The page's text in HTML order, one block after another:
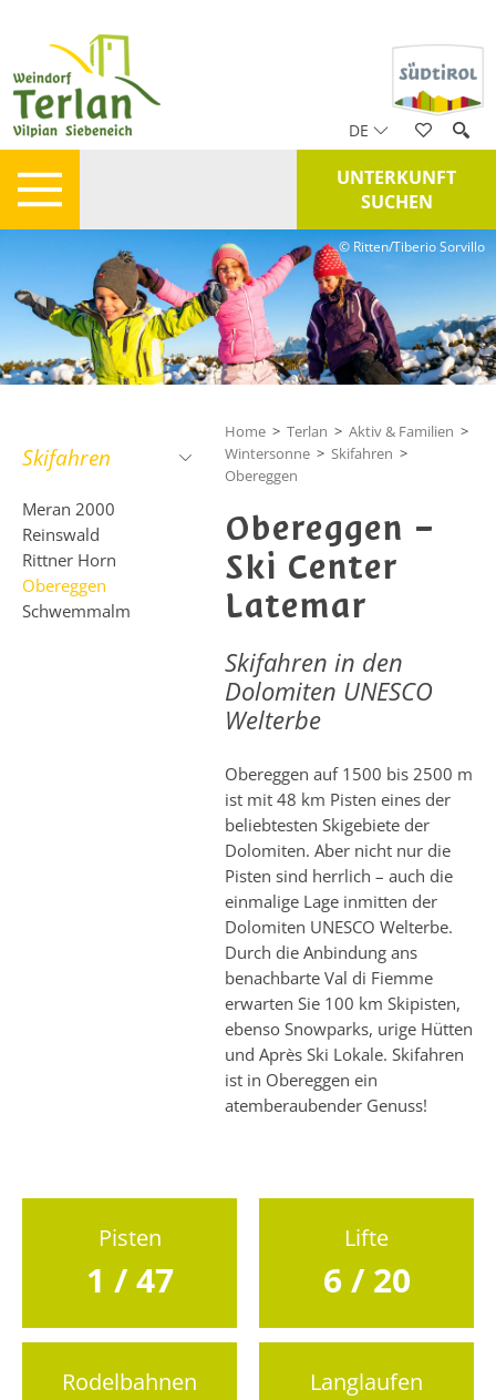
DE
UNTERKUNFT
SUCHEN
© Ritten/Tiberio Sorvillo
Skifahren
Meran 2000
Reinswald
Rittner Horn
Obereggen
Schwemmalm
Home> Terlan > Aktiv & Familien >
Wintersonne> Skifahren >
Obereggen
Obereggen –
Ski Center
Latemar
Skifahren in den
Dolomiten UNESCO
Welterbe
Obereggen auf 1500 bis 2500 m
ist mit 48 km Pisten eines der
beliebtesten Skigebiete der
Dolomiten. Aber nicht nur die
Pisten sind herrlich – auch die
einmalige Lage inmitten der
Dolomiten UNESCO Welterbe.
Durch die Anbindung ans
benachbarte Val di Fiemme
erwarten Sie 100 km Skipisten,
ebenso Snowparks, urige Hütten
und Après Ski Lokale. Skifahren
ist in Obereggen ein
atemberaubender Genuss!
Pisten
1 / 47
Lifte
6 / 20
Rodelbahnen Langlaufen